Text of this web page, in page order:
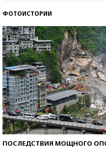
ФОТОИСТОРИИ
ПОСЛЕДСТВИЯ МОЩНОГО